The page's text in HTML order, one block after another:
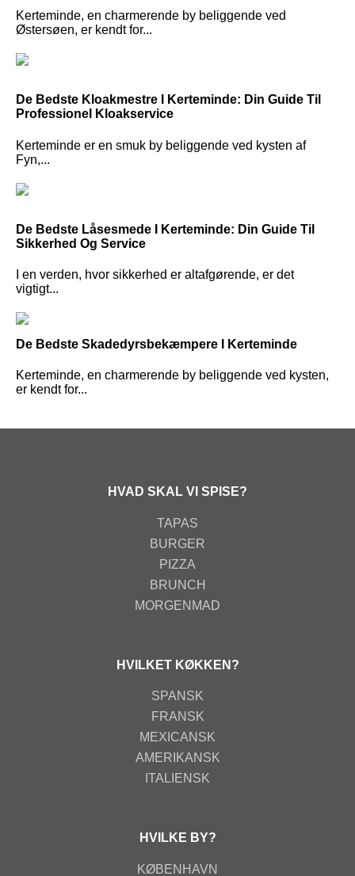
Kerteminde, en charmerende by beliggende ved
Østersøen, er kendt for...
De Bedste Kloakmestre I Kerteminde: Din Guide Til
Professionel Kloakservice
Kerteminde er en smuk by beliggende ved kysten af
Fyn,...
De Bedste Låsesmede I Kerteminde: Din Guide Til
Sikkerhed Og Service
I en verden, hvor sikkerhed er altafgørende, er det
vigtigt...
De Bedste Skadedyrsbekæmpere I Kerteminde
Kerteminde, en charmerende by beliggende ved kysten,
er kendt for...
HVAD SKAL VI SPISE?
TAPAS
BURGER
PIZZA
BRUNCH
MORGENMAD
HVILKET KØKKEN?
SPANSK
FRANSK
MEXICANSK
AMERIKANSK
ITALIENSK
HVILKE BY?
KØBENHAVN